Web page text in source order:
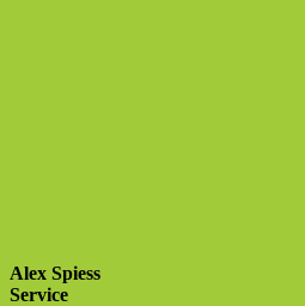
Alex Spiess
Service